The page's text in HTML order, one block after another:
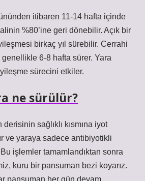
itibaren 11-14 hafta içinde
%80’ine geri dönebilir. Açık bir
birkaç yıl sürebilir. Cerrahi
6-8 hafta sürer. Yara
sürecini etkiler.
ne sürülür?
sağlıklı kısmına iyot
ve yaraya sadece antibiyotikli
işlemler tamamlandıktan sonra
kuru bir pansuman bezi koyarız.
pansuman her gün devam